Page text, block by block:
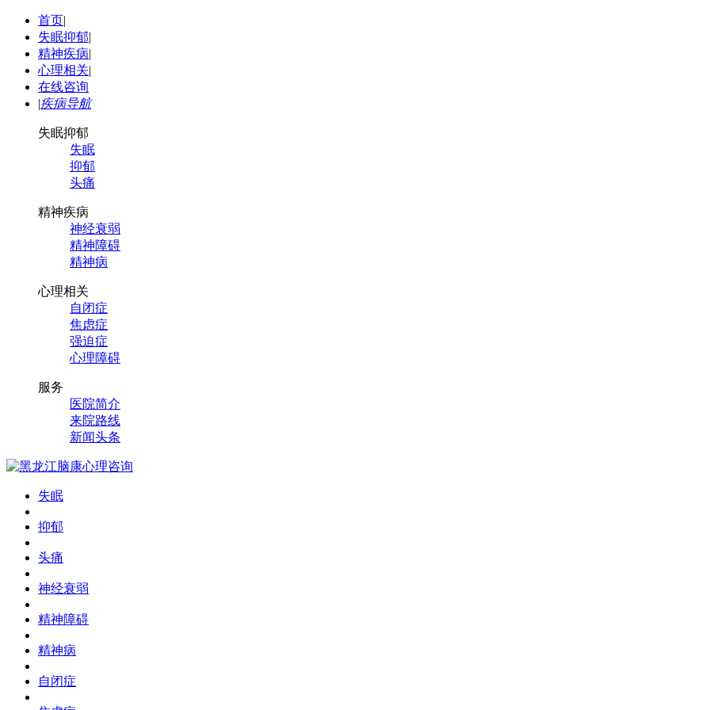
首页|
失眠抑郁|
精神疾病|
心理相关|
在线咨询
|疾病导航
失眠抑郁
失眠
抑郁
头痛
精神疾病
神经衰弱
精神障碍
精神病
心理相关
自闭症
焦虑症
强迫症
心理障碍
服务
医院简介
来院路线
新闻头条
失眠
抑郁
头痛
神经衰弱
精神障碍
精神病
自闭症